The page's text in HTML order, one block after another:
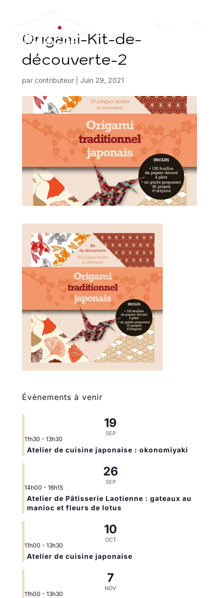
Origami-Kit-de-
découverte-2
par contributeur| Juin 29, 2021
Évènements à venir
19
SEP
11h30 - 13h30
Atelier de cuisine japonaise : okonomiyaki
26
SEP
14h00 - 16h15
Atelier de Pâtisserie Laotienne : gateaux au
manioc et fleurs de lotus
10
OCT
11h00 - 13h30
Atelier de cuisine japonaise
7
NOV
11h00 - 13h30